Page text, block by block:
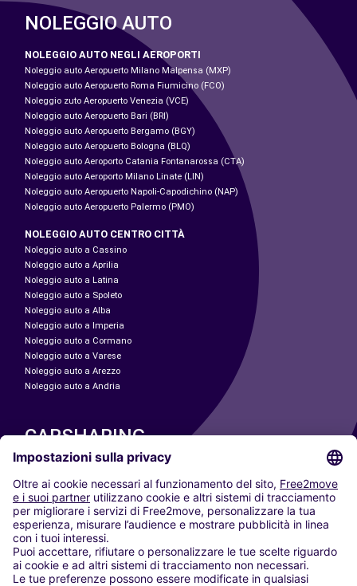
NOLEGGIO AUTO
NOLEGGIO AUTO NEGLI AEROPORTI
Noleggio auto Aeropuerto Milano Malpensa (MXP)
Noleggio auto Aeropuerto Roma Fiumicino (FCO)
Noleggio zuto Aeropuerto Venezia (VCE)
Noleggio auto Aeropuerto Bari (BRI)
Noleggio auto Aeropuerto Bergamo (BGY)
Noleggio auto Aeropuerto Bologna (BLQ)
Noleggio auto Aeroporto Catania Fontanarossa (CTA)
Noleggio auto Aeroporto Milano Linate (LIN)
Noleggio auto Aeropuerto Napoli-Capodichino (NAP)
Noleggio auto Aeropuerto Palermo (PMO)
NOLEGGIO AUTO CENTRO CITTÀ
Noleggio auto a Cassino
Noleggio auto a Aprilia
Noleggio auto a Latina
Noleggio auto a Spoleto
Noleggio auto a Alba
Noleggio auto a Imperia
Noleggio auto a Cormano
Noleggio auto a Varese
Noleggio auto a Arezzo
Noleggio auto a Andria
CARSHARING
LE NOSTRE CITTÀ
Paris
Madrid
Washington DC
Milano
Roma
Torino
Vienna